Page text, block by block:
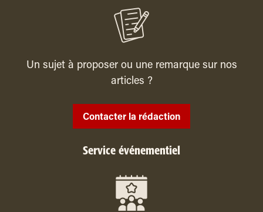
Un sujet à proposer ou une remarque sur nos
articles ?
Contacter la rédaction
Service événementiel